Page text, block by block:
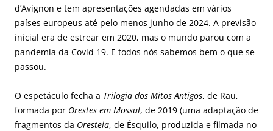
d’Avignon e tem apresentações agendadas em vários
países europeus até pelo menos junho de 2024. A previsão
inicial era de estrear em 2020, mas o mundo parou com a
pandemia da Covid 19. E todos nós sabemos bem o que se
passou.
O espetáculo fecha a Trilogia dos Mitos Antigos, de Rau,
formada por Orestes em Mossul, de 2019 (uma adaptação de
fragmentos da Oresteia, de Ésquilo, produzida e filmada no